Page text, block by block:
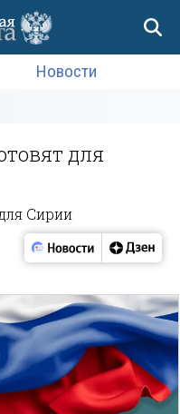
Новости
для
Сирии